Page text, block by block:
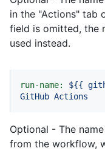
in the "Actions" tab
field is omitted, the
used instead.
run-name: ${{
GitHub Actions
Optional - The
from the workflow,